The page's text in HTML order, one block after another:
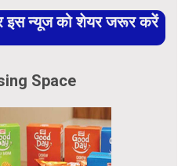
इस न्यूज को शेयर जरूर करें
Space